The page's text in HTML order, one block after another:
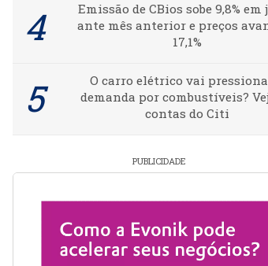
Emissão de CBios sobe 9,8%
ante mês anterior e preços
17,1%
O carro elétrico vai
demanda por combustíveis?
contas do Citi
PUBLICIDADE